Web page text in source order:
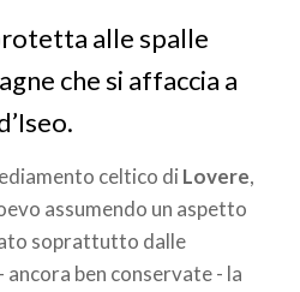
alle spalle
che si affaccia a
celtico di Lovere,
assumendo un aspetto
soprattutto dalle
ben conservate - la